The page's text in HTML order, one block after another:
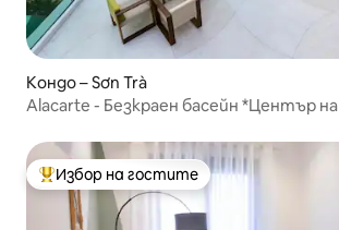
Кондо – Sơn Trà
Alacarte - Безкраен басейн *Център на
Най-популярен избор на гостите
Избор на гостите